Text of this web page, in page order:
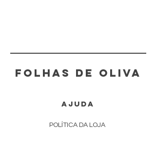
FOLHAS DE OLIVA
AJUDA
POLÍTICA DA LOJA